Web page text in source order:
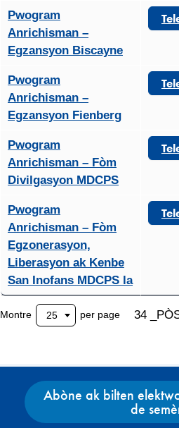
Pwogram
Anrichisman –
Egzansyon Biscayne
Pwogram
Anrichisman –
Egzansyon Fienberg
Pwogram
Anrichisman – Fòm
Divilgasyon MDCPS
Pwogram
Anrichisman – Fòm
Egzonerasyon,
Liberasyon ak Kenbe
San Inofans MDCPS la
Montre 25 per page 34
Abòne ak bilten
de